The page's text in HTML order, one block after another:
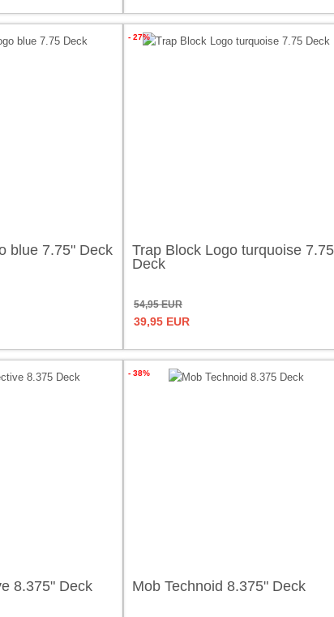
blue 7.75" Deck
Trap Block Logo turquoise
Deck
54,95 EUR
39,95 EUR
- 27%
8.375" Deck Mob Technoid 8.375" Deck
- 38%